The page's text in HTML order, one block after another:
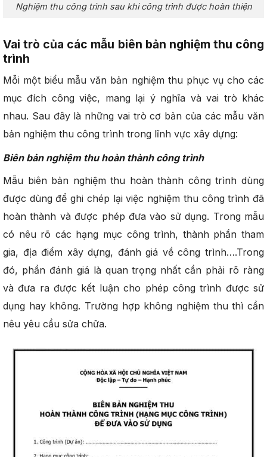
Nghiệm thu công trình sau khi công trình được hoàn thiện
Vai trò của các mẫu biên bản nghiệm thu công
trình
Mỗi một biểu mẫu văn bản nghiệm thu phục vụ cho các
mục đích công việc, mang lại ý nghĩa và vai trò khác
nhau. Sau đây là những vai trò cơ bản của các mẫu văn
bản nghiệm thu công trình trong lĩnh vực xây dựng:
Biên bản nghiệm thu hoàn thành công trình
Mẫu biên bản nghiệm thu hoàn thành công trình dùng
được dùng để ghi chép lại việc nghiệm thu công trình đã
hoàn thành và được phép đưa vào sử dụng. Trong mẫu
có nêu rõ các hạng mục công trình, thành phần tham
gia, địa điểm xây dựng, đánh giá về công trình….Trong
đó, phần đánh giá là quan trọng nhất cần phải rõ ràng
và đưa ra được kết luận cho phép công trình được sử
dụng hay không. Trường hợp không nghiệm thu thì cần
nêu yêu cầu sửa chữa.